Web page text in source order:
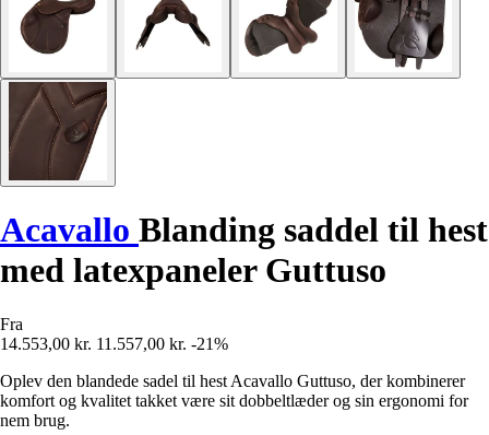
Acavallo Blanding saddel til hest
med latexpaneler Guttuso
Fra
14.553,00 kr. 11.557,00 kr. -21%
Oplev den blandede sadel til hest Acavallo Guttuso, der kombinerer
komfort og kvalitet takket være sit dobbeltlæder og sin ergonomi for
nem brug.